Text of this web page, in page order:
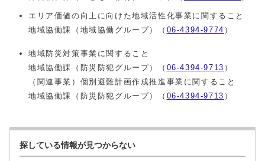
エリア価値の向上に向けた地域活性化事業に関すること
地域協働課（地域協働グループ）（ 06-4394-9774 ）
地域防災対策事業に関すること
地域協働課（防災防犯グループ）（ 06-4394-9713 ）
（関連事業）個別避難計画作成推進事業に関すること
地域協働課（防災防犯グループ）（ 06-4394-9713 ）
探している情報が見つからない